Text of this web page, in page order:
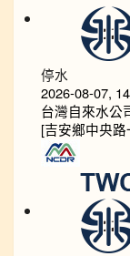
停水
2026-08-07,
台灣自來水公
[吉安鄉中央